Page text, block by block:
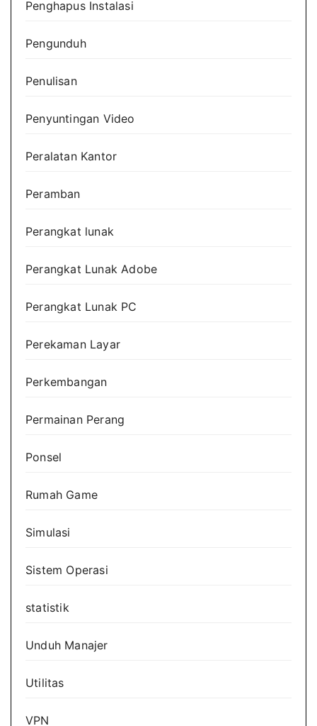
Penghapus Instalasi
Pengunduh
Penulisan
Penyuntingan Video
Peralatan Kantor
Peramban
Perangkat lunak
Perangkat Lunak Adobe
Perangkat Lunak PC
Perekaman Layar
Perkembangan
Permainan Perang
Ponsel
Rumah Game
Simulasi
Sistem Operasi
statistik
Unduh Manajer
Utilitas
VPN